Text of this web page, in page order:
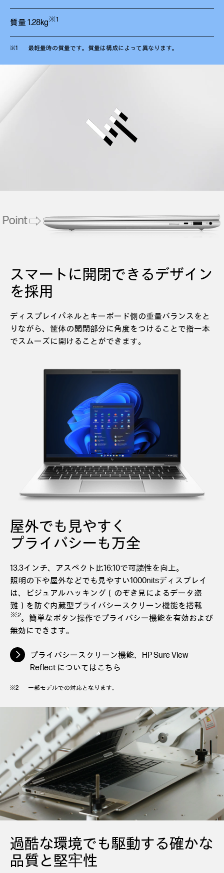
質量 1.28kg※1
最軽量時の質量です。質量は構成によって異なります。
スマートに開閉できるデザイン
を採用
ディスプレイパネルとキーボード側の重量バランスをと
りながら、筐体の開閉部分に角度をつけることで指一本
でスムーズに開けることができます。
屋外でも見やすく
プライバシーも万全
13.3インチ、アスペクト比16:10で可読性を向上。
照明の下や屋外などでも見やすい1000nitsディスプレイ
は、ビジュアルハッキング（のぞき見によるデータ盗
難）を防ぐ内蔵型プライバシースクリーン機能を搭載
※2。簡単なボタン操作でプライバシー機能を有効および
無効にできます。
プライバシースクリーン機能、HP Sure View
Reflect についてはこちら
一部モデルでの対応となります。
過酷な環境でも駆動する確かな
品質と堅牢性